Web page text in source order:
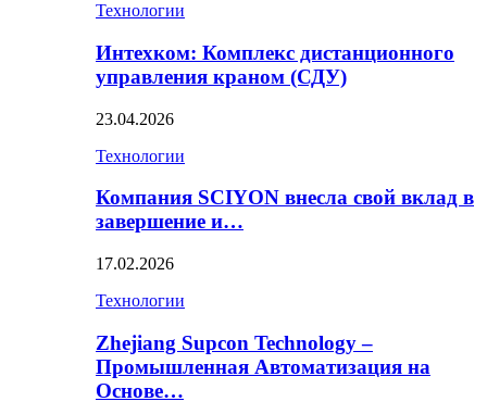
Технологии
Интехком: Комплекс дистанционного
управления краном (СДУ)
23.04.2026
Технологии
Компания SCIYON внесла свой вклад в
завершение и…
17.02.2026
Технологии
Zhejiang Supcon Technology –
Промышленная Автоматизация на
Основе…